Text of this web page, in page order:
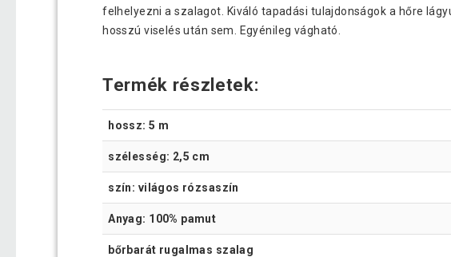
felhelyezni a szalagot. Kiváló tapadási tulajdonságok a hőre
hosszú viselés után sem. Egyénileg vágható.
Termék részletek:
hossz: 5 m
szélesség: 2,5 cm
szín: világos rózsaszín
Anyag: 100% pamut
bőrbarát rugalmas szalag